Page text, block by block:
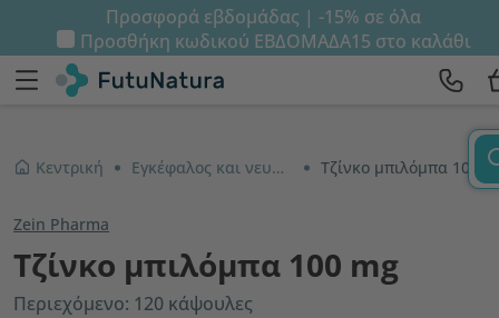
Προσφορά εβδομάδας | -15% σε όλα
Προσθήκη κωδικού ΕΒΔΟΜΑΔΑ15 στο καλάθι
Κεντρική Εγκέφαλος και νευρικό σύστημα
Zein Pharma
Τζίνκο μπιλόμπα 100 mg
Περιεχόμενο: 120 κάψουλες